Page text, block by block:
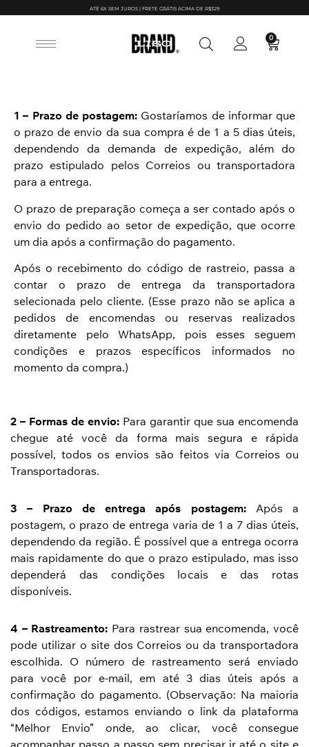
ATÉ 6X SEM JUROS | FRETE GRÁTIS ACIMA DE R$329
0
1 – Prazo de postagem: Gostaríamos de informar que
o prazo de envio da sua compra é de 1 a 5 dias úteis,
dependendo da demanda de expedição, além do
prazo estipulado pelos Correios ou transportadora
para a entrega.
O prazo de preparação começa a ser contado após o
envio do pedido ao setor de expedição, que ocorre
um dia após a confirmação do pagamento.
Após o recebimento do código de rastreio, passa a
contar o prazo de entrega da transportadora
selecionada pelo cliente. (Esse prazo não se aplica a
pedidos de encomendas ou reservas realizados
diretamente pelo WhatsApp, pois esses seguem
condições e prazos específicos informados no
momento da compra.)
2 – Formas de envio: Para garantir que sua encomenda
chegue até você da forma mais segura e rápida
possível, todos os envios são feitos via Correios ou
Transportadoras.
3 – Prazo de entrega após postagem:Após a
postagem, o prazo de entrega varia de 1 a 7 dias úteis,
dependendo da região. É possível que a entrega ocorra
mais rapidamente do que o prazo estipulado, mas isso
dependerá das condições locais e das rotas
disponíveis.
4 – Rastreamento: Para rastrear sua encomenda, você
pode utilizar o site dos Correios ou da transportadora
escolhida. O número de rastreamento será enviado
para você por e-mail, em até 3 dias úteis após a
confirmação do pagamento. (Observação: Na maioria
dos códigos, estamos enviando o link da plataforma
“Melhor Envio” onde, ao clicar, você consegue